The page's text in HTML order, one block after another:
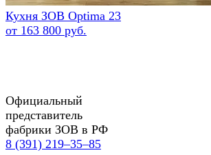
Кухня ЗОВ Optima 23
от 163 800 руб.
Официальный
представитель
фабрики ЗОВ в РФ
8 (391) 219‒35‒85